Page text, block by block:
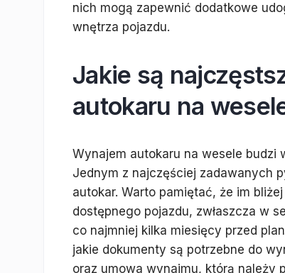
nich mogą zapewnić dodatkowe
wnętrza pojazdu.
Jakie są
autokaru na
Wynajem autokaru na wesele
Jednym z najczęściej zadawanych
autokar. Warto pamiętać, że im
dostępnego pojazdu, zwłaszcza w
co najmniej kilka miesięcy przed
jakie dokumenty są potrzebne do
oraz umowa wynajmu, którą należy